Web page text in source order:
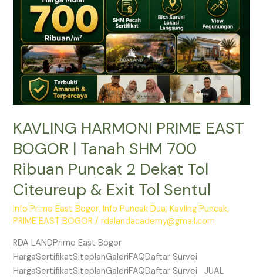
KAVLING HARMONI PRIME EAST
BOGOR | Tanah SHM 700
Ribuan Puncak 2 Dekat Tol
Citeureup & Exit Tol Sentul
Info Prime East Bogor,Info Puncak Dua,Kavling Puncak,
PRIME EAST BOGOR /rdalandacademy@gmail.com
RDA LANDPrime East Bogor
HargaSertifikatSiteplanGaleriFAQDaftar Survei
HargaSertifikatSiteplanGaleriFAQDaftar Survei JUAL
Tanah
700
Ribuan
Puncak
Dekat
Citeureup
Exit
Tol